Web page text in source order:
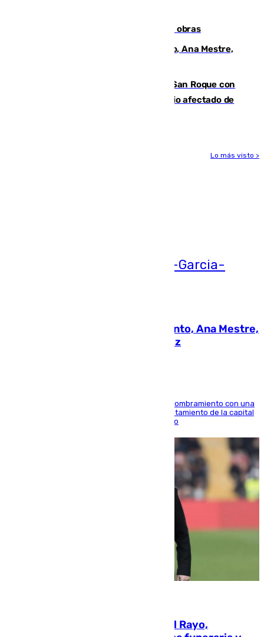
El Cádiz se afila ante un Granada en obras
La nueva presidenta del Parlamento, Ana Mestre,
Estabilizado el incendio forestal de San Roque con
19 familias aún desalojadas y un domicilio afectado de
Lo más visto >
La nueva presidenta del Parlamento, Ana Mestre,
hace parada institucional en Cádiz
Ana Mestre estrena su agenda oficial tras su nombramiento con una
doble visita a la Diputación Provincial y al Ayuntamiento de la capital
para sellar una etapa de colaboración y diálogo
Raúl Martín Presa, Presidente del Rayo,